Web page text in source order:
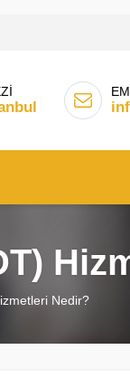
Nedir?